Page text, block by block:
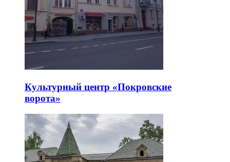
Культурный центр «Покровские
ворота»